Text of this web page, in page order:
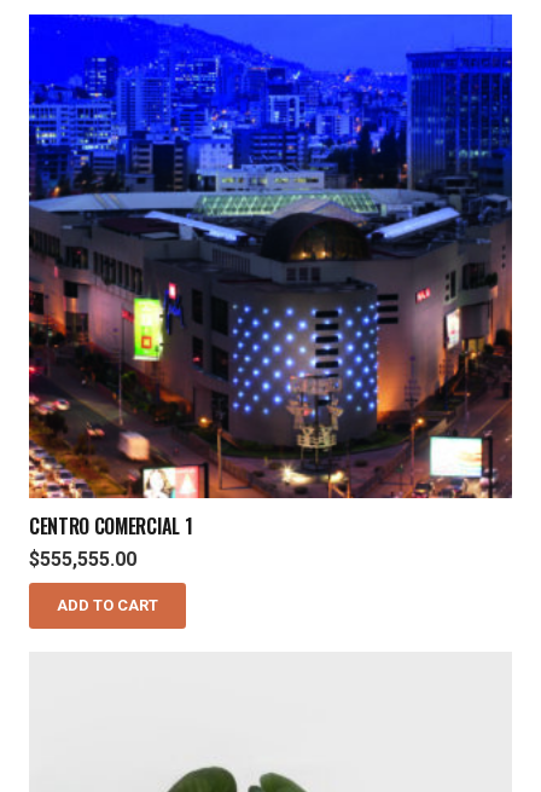
CENTRO COMERCIAL 1
$555,555.00
ADD TO CART